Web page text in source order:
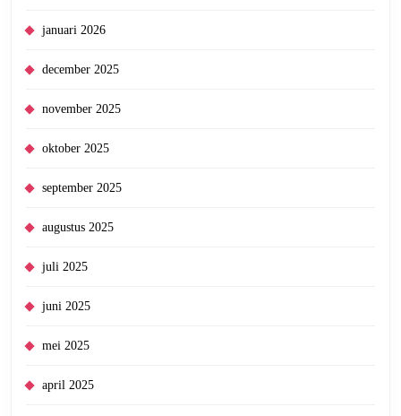
januari 2026
december 2025
november 2025
oktober 2025
september 2025
augustus 2025
juli 2025
juni 2025
mei 2025
april 2025